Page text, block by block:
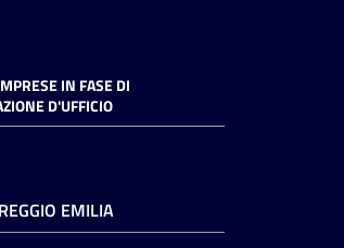
IN FASE DI
D'UFFICIO
EMILIA